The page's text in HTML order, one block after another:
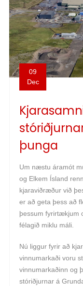
09
Dec
þunga
Um næstu áramót
og Elkem Ísland
kjaraviðræður við
er að geta þess að
þessum fyrirtækjum
félagið miklu máli.
Nú liggur fyrir að
vinnumarkaði voru
vinnumarkaðinn og
stóriðjurnar á